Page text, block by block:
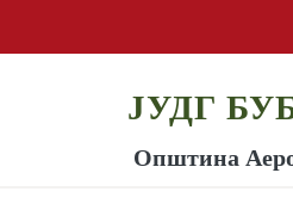
ЈУДГ
Општина